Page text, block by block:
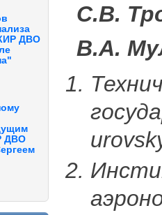
ДВО
ДВО
С.В.
В.А.